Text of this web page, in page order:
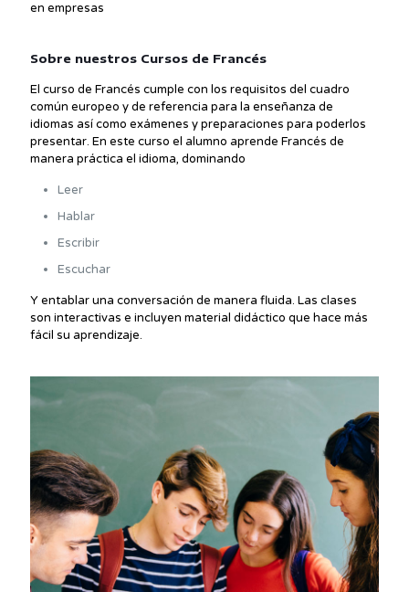
en empresas
Sobre nuestros Cursos de Francés
El curso de Francés cumple con los requisitos del cuadro
común europeo y de referencia para la enseñanza de
idiomas así como exámenes y preparaciones para poderlos
presentar. En este curso el alumno aprende Francés de
manera práctica el idioma, dominando
Leer
Hablar
Escribir
Escuchar
Y entablar una conversación de manera fluida. Las clases
son interactivas e incluyen material didáctico que hace más
fácil su aprendizaje.